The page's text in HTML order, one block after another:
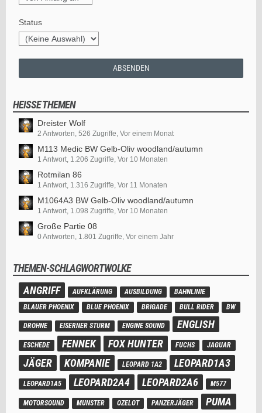
Status
HEISSE THEMEN
Dreister Wolf
2 Antworten, 526 Zugriffe, Vor einem Monat
M113 Medic BW Gelb-Oliv woodland/autumn
1 Antwort, 1.206 Zugriffe, Vor 10 Monaten
Rotmilan 86
1 Antwort, 1.316 Zugriffe, Vor 11 Monaten
M1064A3 BW Gelb-Oliv woodland/autumn
1 Antwort, 1.098 Zugriffe, Vor 10 Monaten
Große Partie 08
0 Antworten, 1.801 Zugriffe, Vor einem Jahr
THEMEN-SCHLAGWORTWOLKE
ANGRIFF
AUFKLÄRUNG AUSBILDUNG
BAHNLINIE
BLAUER PHOENIX
BLUE PHOENIX BRIGADE BULL RIDER BW
DROHNE EISERNER STURM ENGINE SOUND ENGLISH
ESCHEDE FENNEK FOX HUNTER FUCHS JAGUAR
JÄGER KOMPANIE LEOPARD 1A2 LEOPARD1A3
LEOPARD1A5 LEOPARD2A4 LEOPARD2A6 M577
MOTORSOUND MUNSTER OZELOT PANZERJÄGER PUMA